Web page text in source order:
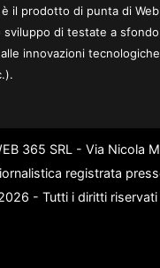
il prodotto di punta di
sviluppo di testate a
innovazioni
365 SRL - Via Nicola
registrata
- Tutti i diritti riservati